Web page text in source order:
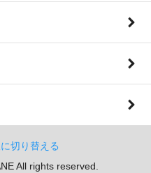
切り替える
All rights reserved.